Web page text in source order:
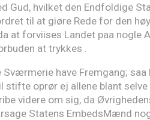
Gud, hvilket den Endfoldige
til at giøre Rede for den
at forviises Landet paa nogle
at trykkes .
have Fremgang;
stifte oprør ej allene blant selve
videre om sig, da
Statens EmbedsMænd